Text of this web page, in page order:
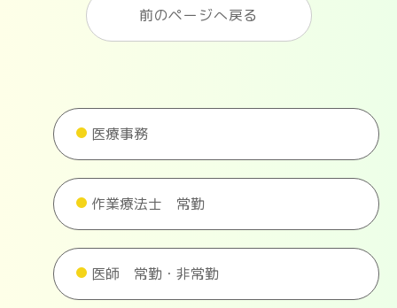
前のページへ戻る
医療事務
作業療法士 常勤
医師 常勤・非常勤